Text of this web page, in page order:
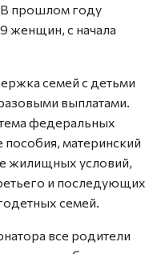
прошлом году
женщин, с начала
семей с детьми
выплатами.
федеральных
материнский
жилищных условий,
и последующих
семей.
все родители